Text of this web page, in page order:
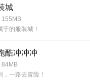
城
155MB
于的服装城！
酷冲冲冲
84MB
，一路去冒险！